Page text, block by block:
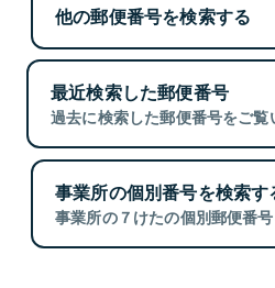
他の郵便番号を検索する
最近検索した郵便番号
過去に検索した郵便番号をご覧
事業所の個別番号を検索す
事業所の７けたの個別郵便番号